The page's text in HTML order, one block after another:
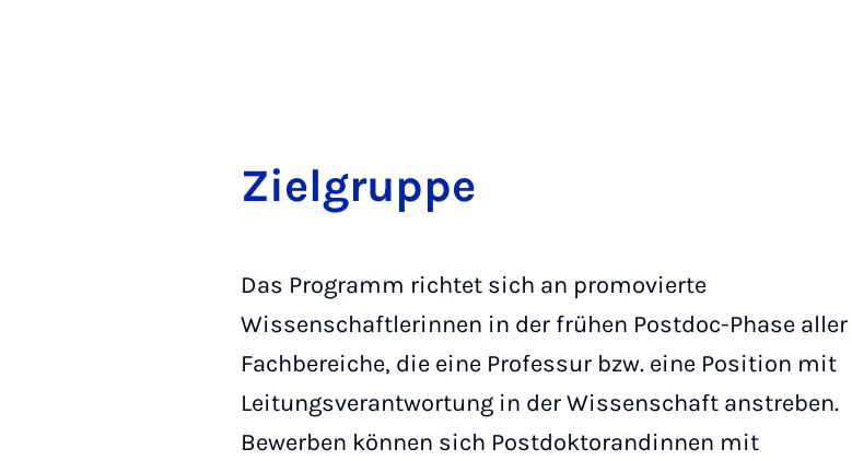
Ziel­grup­pe
Das Programm richtet sich an promovierte
Wissenschaftlerinnen in der frühen Postdoc-Phase aller
Fachbereiche, die eine Professur bzw. eine Position mit
Leitungsverantwortung in der Wissenschaft anstreben.
Bewerben können sich Postdoktorandinnen mit